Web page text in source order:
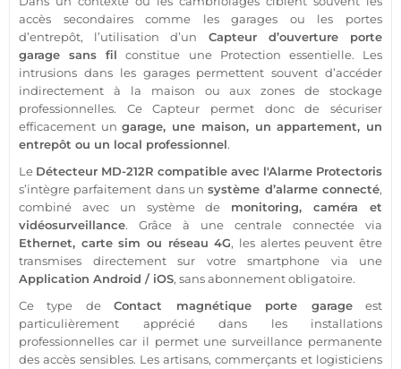
accès secondaires comme lesgarages ou les portes
d’entrepôt, l’utilisation d’un Capteurd’ouverture porte
garage sans fil constitue une Protection essentielle. Les
intrusions dans les garagespermettent souvent d’accéder
indirectement à la maison ou aux zones de stockage
professionnelles. CeCapteur permet donc de sécuriser
efficacement ungarage, une maison, unappartement, un
entrepôt ou un local professionnel.
Le Détecteur MD-212R compatible avec l'Alarme Protectoris
s’intègre parfaitement dans unsystème d’alarme connecté,
combiné avec un systèmede monitoring,caméra et
vidéosurveillance. Grâce à une centrale connectée via
Ethernet, carte sim ou réseau4G, les alertes peuvent être
transmises directement sur votre smartphone via une
Application Android / iOS, sans abonnementobligatoire.
Ce type deContact magnétique porte garageest
particulièrement apprécié dans les installations
professionnelles car il permet unesurveillance permanente
des accès sensibles. Les artisans, commerçants et logisticiens